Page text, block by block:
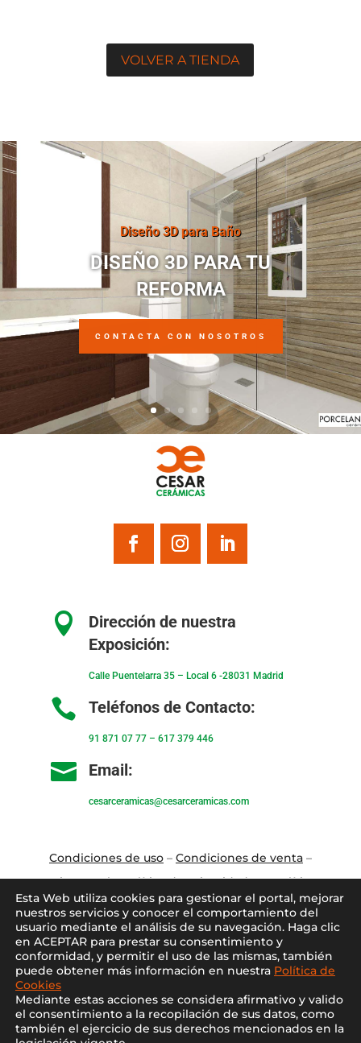
VOLVER A TIENDA
Diseño 3D para Baño
DISEÑO 3D PARA TU
REFORMA
CONTACTA CON NOSOTROS

Dirección de nuestra
Exposición:
Calle Puentelarra 35 – Local 6 -28031 Madrid
 Teléfonos de Contacto:
91 871 07 77– 617 379 446
 Email:
cesarceramicas@cesarceramicas.com
Condiciones de uso– Condiciones de venta–
Aviso Legal–Política de privacidad –Política
de cookies
Blog–Contacto–Conócenos –Mi Cuenta
Esta Web utiliza cookies para gestionar el portal, mejorar
nuestros servicios y conocer el comportamiento del
usuario mediante el análisis de su navegación. Haga clic
en ACEPTAR para prestar su consentimiento y
conformidad, y permitir el uso de las mismas, también
puede obtener más información en nuestra Política de
Cookies
Mediante estas acciones se considera afirmativo y valido
el consentimiento a la recopilación de sus datos, como
también el ejercicio de sus derechos mencionados en la